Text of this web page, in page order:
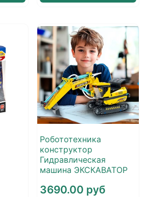
Робототехника
конструктор
Гидравлическая
машина ЭКСКАВАТОР
3690.00 руб